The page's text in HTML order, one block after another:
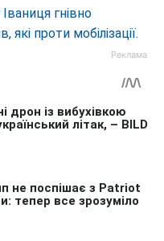
гнівно
проти мобілізації.